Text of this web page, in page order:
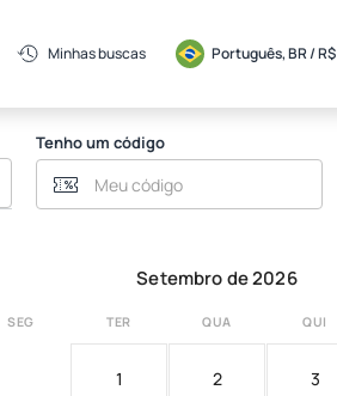
Minhas buscas Português, BR / R$
Tenho um código
Setembro de 2026
SEG TER QUA QUI
1 2 3